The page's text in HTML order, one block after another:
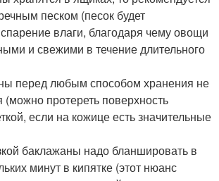
песком (песок будет
влаги, благодаря чему овощи
и свежими в течение длительного
перед любым способом хранения не
(можно протереть поверхность
если на кожице есть значительные
баклажаны надо бланшировать в
минут в кипятке (этот нюанс